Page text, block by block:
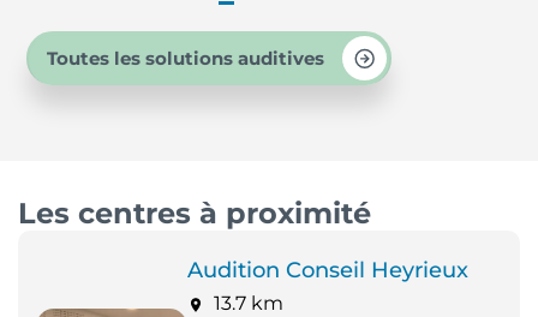
Toutes les solutions auditives
Les centres à proximité
Audition Conseil Heyrieux
13.7 km